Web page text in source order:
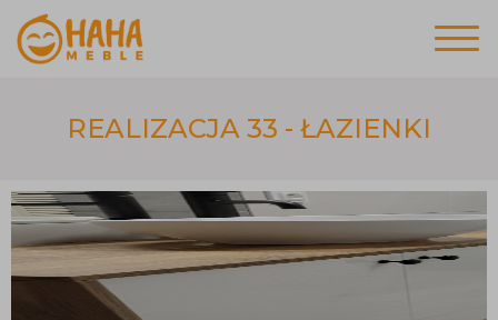
REALIZACJA 33 - ŁAZIENKI